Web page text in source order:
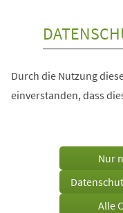
Durch die Nutzung
einverstanden, dass
Nur
Alle